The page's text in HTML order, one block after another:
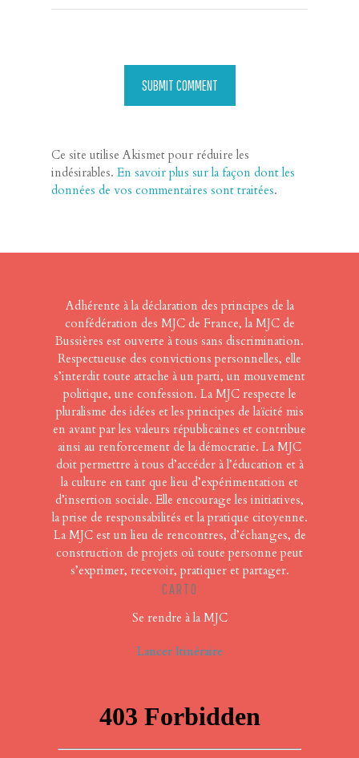
Ce site utilise Akismet pour réduire les
indésirables. En savoir plus sur la façon dont les
données de vos commentaires sont traitées.
Adhérente à la déclaration des principes de la
confédération des MJC de France, la MJC de
Bussières est ouverte à tous sans discrimination.
Respectueuse des convictions personnelles, elle
s’interdit toute attache à un parti, un mouvement
politique, une confession. La MJC respecte le
pluralisme des idées et les principes de laïcité mis
en avant par les valeurs républicaines et contribue
ainsi au renforcement de la démocratie. La MJC
doit permettre à tous d’accéder à l’éducation et à
la culture en tant que lieu d’expérimentation et
d’insertion sociale. Elle encourage les initiatives,
la prise de responsabilités et la pratique citoyenne.
La MJC est un lieu de rencontres, d’échanges, de
construction de projets où toute personne peut
s’exprimer, recevoir, pratiquer et partager.
CARTO
Se rendre à la MJC
Lancer Itinéraire